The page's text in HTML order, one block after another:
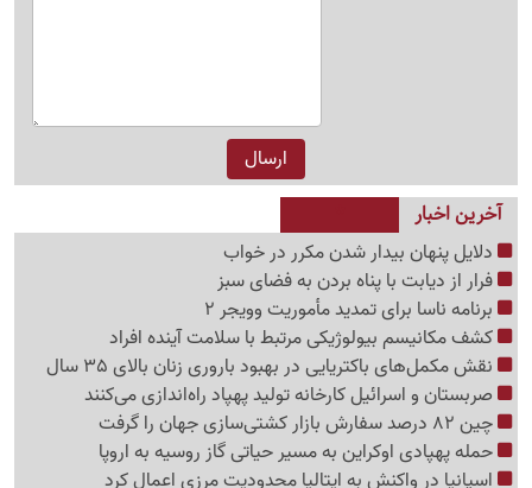
آخرین اخبار
دلایل پنهان بیدار شدن مکرر در خواب
فرار از دیابت با پناه بردن به فضای سبز
برنامه ناسا برای تمدید مأموریت وویجر 2
کشف مکانیسم بیولوژیکی مرتبط با سلامت آینده افراد
نقش مکمل‌های باکتریایی در بهبود باروری زنان بالای 35 سال
صربستان و اسرائیل کارخانه تولید پهپاد راه‌اندازی می‌کنند
چین 82 درصد سفارش بازار کشتی‌سازی جهان را گرفت
حمله پهپادی اوکراین به مسیر حیاتی گاز روسیه به اروپا
اسپانیا در واکنش به ایتالیا محدودیت مرزی اعمال کرد